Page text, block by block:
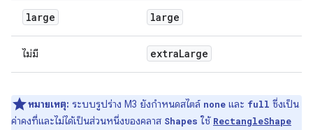
large large
ไม่มี extraLarge
หมายเหตุ: ระบบรูปร่าง M3 ยังกำหนดสไตล์ none และ full ซึ่งเป็น
ค่าคงที่และไม่ได้เป็นส่วนหนึ่งของคลาส Shapes ใช้ RectangleShape